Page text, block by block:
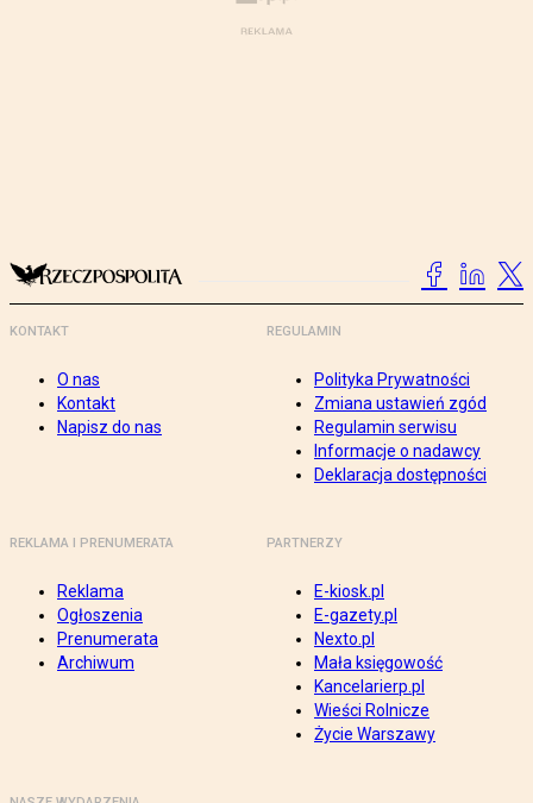
KONTAKT
O nas
Kontakt
Napisz do nas
REGULAMIN
Polityka Prywatności
Zmiana ustawień zgód
Regulamin serwisu
Informacje o nadawcy
Deklaracja dostępności
REKLAMA I PRENUMERATA
Reklama
Ogłoszenia
Prenumerata
Archiwum
PARTNERZY
E-kiosk.pl
E-gazety.pl
Nexto.pl
Mała księgowość
Kancelarierp.pl
Wieści Rolnicze
Życie Warszawy